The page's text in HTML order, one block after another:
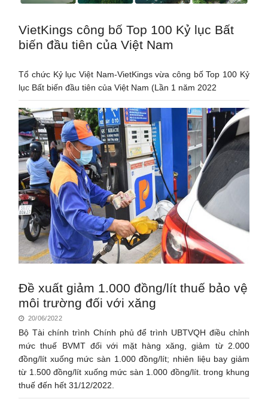
VietKings công bố Top 100 Kỷ lục Bất
biến đầu tiên của Việt Nam
Tổ chức Kỷ lục Việt Nam-VietKings vừa công bố Top 100 Kỷ
lục Bất biến đầu tiên của Việt Nam (Lần 1 năm 2022
Đề xuất giảm 1.000 đồng/lít thuế bảo vệ
môi trường đối với xăng
20/06/2022
Bộ Tài chính trình Chính phủ để trình UBTVQH điều chỉnh
mức thuế BVMT đối với mặt hàng xăng, giảm từ 2.000
đồng/lít xuống mức sàn 1.000 đồng/lít; nhiên liệu bay giảm
từ 1.500 đồng/lít xuống mức sàn 1.000 đồng/lít. trong khung
thuế đến hết 31/12/2022.